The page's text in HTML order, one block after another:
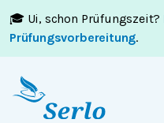
🎓 Ui, schon Prüfungszeit?
Prüfungsvorbereitung.
Springe zumInhaltoder